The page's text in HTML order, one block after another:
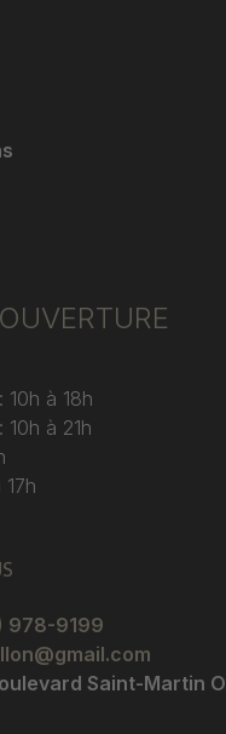
10h à 18h
à 21h
978-9199
Saint-Martin